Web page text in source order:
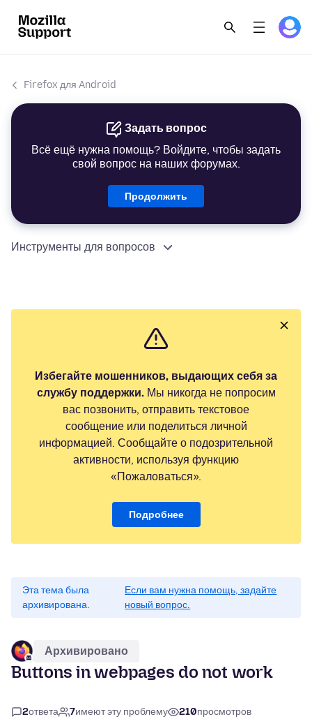
Firefox для Android
Задать вопрос
Всё ещё нужна помощь? Войдите, чтобы задать
свой вопрос на наших форумах.
Продолжить
Инструменты для вопросов
Избегайте мошенников, выдающих себя за
службу поддержки.Мы никогда не попросим
вас позвонить, отправить текстовое
сообщение или поделиться личной
информацией. Сообщайте о подозрительной
активности, используя функцию
«Пожаловаться».
Подробнее
Эта тема была
архивирована.
Если вам нужна помощь, задайте
новый вопрос.
Архивировано
Buttons in webpages do not work
2ответа 7имеют эту проблему 210просмотров